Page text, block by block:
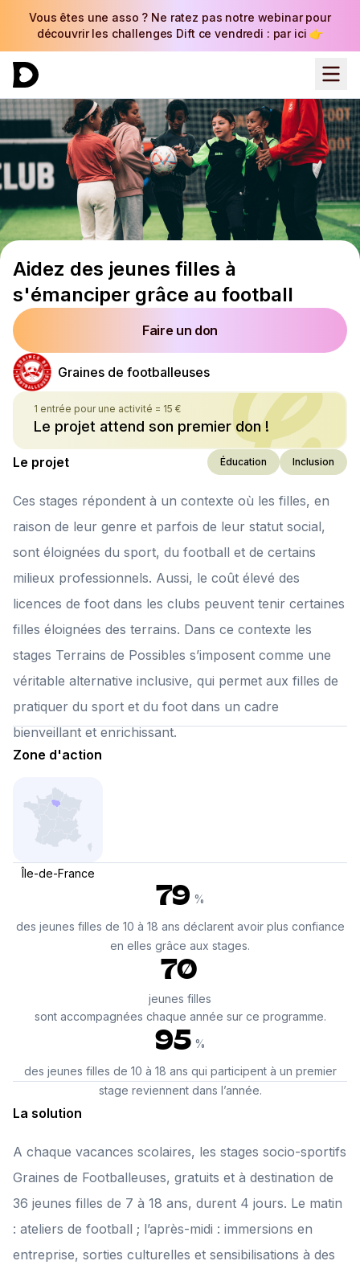
Vous êtes une asso ? Ne ratez pas notre webinar pour
découvrir les challenges Dift ce vendredi : par ici 👉
Aidez des jeunes filles à
s'émanciper grâce au football
Faire un don
Graines de footballeuses
1 entrée pour une activité = 15 €
Le projet attend son premier don !
Le projet Éducation Inclusion
Ces stages répondent à un contexte où les filles, en
raison de leur genre et parfois de leur statut social,
sont éloignées du sport, du football et de certains
milieux professionnels. Aussi, le coût élevé des
licences de foot dans les clubs peuvent tenir certaines
filles éloignées des terrains. Dans ce contexte les
stages Terrains de Possibles s’imposent comme une
véritable alternative inclusive, qui permet aux filles de
pratiquer du sport et du foot dans un cadre
bienveillant et enrichissant.
Zone d'action
Île-de-France
79 %
des jeunes filles de 10 à 18 ans déclarent avoir plus confiance
en elles grâce aux stages.
70
jeunes filles
sont accompagnées chaque année sur ce programme.
95 %
des jeunes filles de 10 à 18 ans qui participent à un premier
stage reviennent dans l’année.
La solution
A chaque vacances scolaires, les stages socio-sportifs
Graines de Footballeuses, gratuits et à destination de
36 jeunes filles de 7 à 18 ans, durent 4 jours. Le matin
: ateliers de football ; l’après-midi : immersions en
entreprise, sorties culturelles et sensibilisations à des